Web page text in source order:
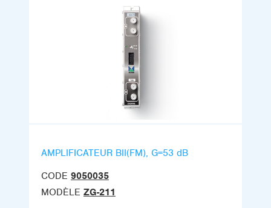
AMPLIFICATEUR BII(FM), G=53 dB
CODE 9050035
MODÈLE ZG-211